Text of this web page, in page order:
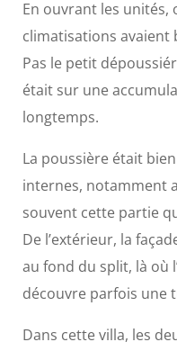
En ouvrant les unités,
climatisations avaient
Pas le petit
était sur une
longtemps.
La poussière était
internes, notamment
souvent cette partie
De l’extérieur, la
au fond du split, là où
découvre parfois une
Dans cette villa, les